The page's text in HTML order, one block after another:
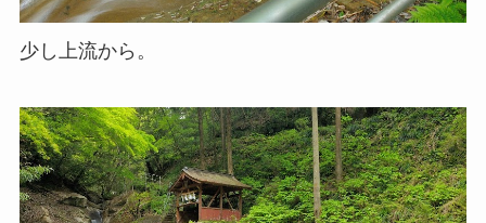
少し上流から。